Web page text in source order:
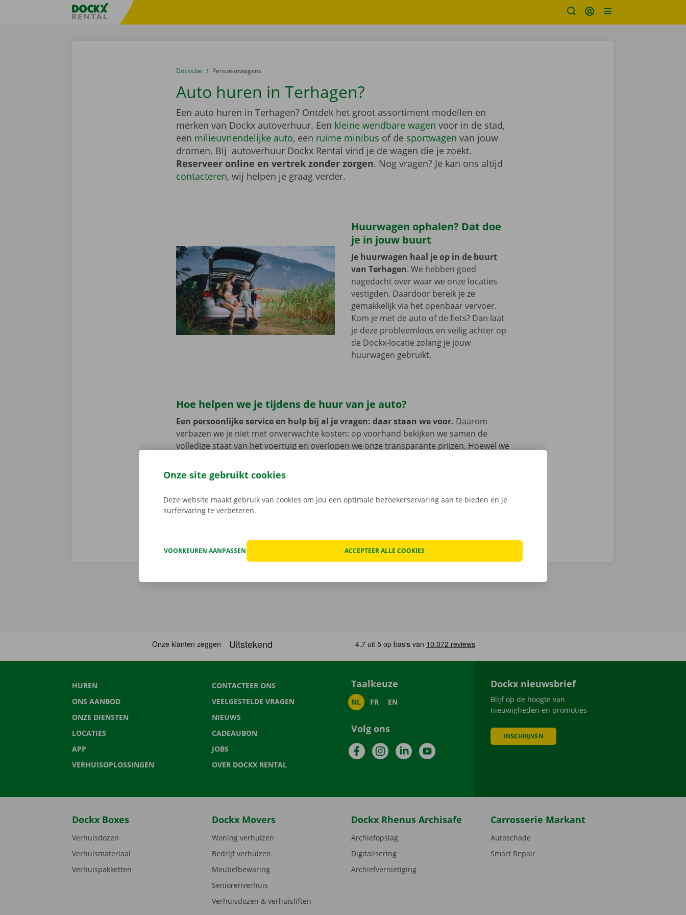
Taalselectie overslaanFratello DEMO
U bevindt zich hier:
van
Dockx.be naar
Personenwagens
Auto huren in Terhagen?
Een auto huren in Terhagen? Ontdek het groot assortiment modellen en
merken van Dockx autoverhuur. Een kleine wendbare wagen voor in de stad,
een milieuvriendelijke auto, een ruime minibus of de sportwagen van jouw
dromen. Bij autoverhuur Dockx Rental vind je de wagen die je zoekt.
Reserveer online en vertrek zonder zorgen. Nog vragen? Je kan ons altijd
contacteren, wij helpen je graag verder.
Huurwagen ophalen? Dat doe
je in jouw buurt
Je huurwagen haal je op in de buurt
van Terhagen. We hebben goed
nagedacht over waar we onze locaties
vestigden. Daardoor bereik je ze
gemakkelijk via het openbaar vervoer.
Kom je met de auto of de fiets? Dan laat
je deze probleemloos en veilig achter op
de Dockx-locatie zolang je jouw
huurwagen gebruikt.
Hoe helpen we je tijdens de huur van je auto?
Een persoonlijke service en hulp bij al je vragen: daar staan we voor. Daarom
verbazen we je niet met onverwachte kosten: op voorhand bekijken we samen de
volledige staat van het voertuig en overlopen we onze transparante prijzen. Hoewel we
vertoont. In dat geval staat er 24/7 assistentie en pechverhelping voor je klaar: in heel
Europa. Zo vertrek je zorgeloos op pad met je huurauto.
HUREN
ONS AANBOD
ONZE DIENSTEN
LOCATIES
APP
VERHUISOPLOSSINGEN
CONTACTEER ONS
VEELGESTELDE VRAGEN
NIEUWS
CADEAUBON
JOBS
OVER DOCKX RENTAL
Taalkeuze
NL FR EN
Volg ons
FacebookInstagramLinkedInYouTube
Dockx nieuwsbrief
Blijf op de hoogte van
nieuwigheden en promoties
INSCHRIJVEN
Dockx Boxes
Verhuisdozen
Verhuismateriaal
Verhuispakketten
Dockx Movers
Woning verhuizen
Bedrijf verhuizen
Meubelbewaring
Seniorenverhuis
Verhuisdozen & verhuisliften
Dockx Rhenus Archisafe
Archiefopslag
Digitalisering
Archiefvernietiging
Carrosserie Markant
Autoschade
Smart Repair
Onze site gebruikt cookies
Deze website maakt gebruik van cookies om jou een optimale bezoekerservaring aan te bieden en je
surfervaring te verbeteren.
VOORKEUREN AANPASSEN ACCEPTEER ALLE COOKIES